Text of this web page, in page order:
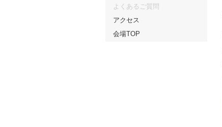
よくあるご質問
アクセス
会場TOP